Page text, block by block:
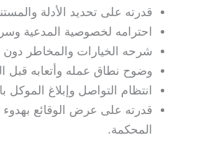
قدرته على تحديد الأدلة
احترامه لخصوصية المدعية
شرحه الخيارات والمخاطر
وضوح نطاق عمله وأتعابه قبل
انتظام التواصل وإبلاغ
قدرته على عرض الوقائع
المحكمة.